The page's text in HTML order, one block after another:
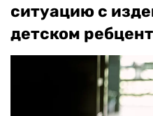
ситуацию с
детском